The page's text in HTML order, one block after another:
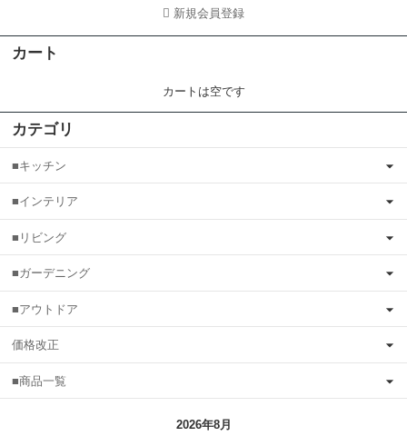
新規会員登録
カート
カートは空です
カテゴリ
■キッチン
■インテリア
■リビング
■ガーデニング
■アウトドア
価格改正
■商品一覧
2026年8月